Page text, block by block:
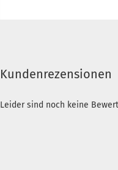
Kundenrezensionen
Leider sind noch keine